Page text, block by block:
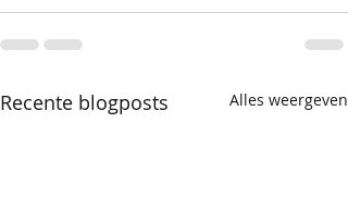
Recente blogposts Alles weergeven